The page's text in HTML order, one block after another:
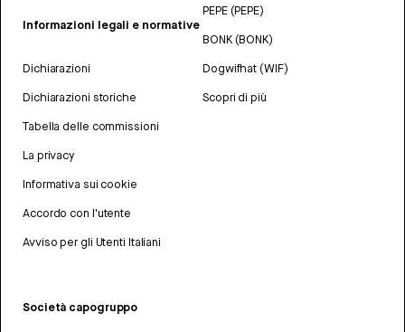
Informazioni legali e normative
Dichiarazioni
Dichiarazioni storiche
Tabella delle commissioni
La privacy
Informativa sui cookie
Accordo con l'utente
Avviso per gli Utenti Italiani
PEPE (PEPE)
BONK (BONK)
Dogwifhat (WIF)
Scopri di più
Società capogruppo